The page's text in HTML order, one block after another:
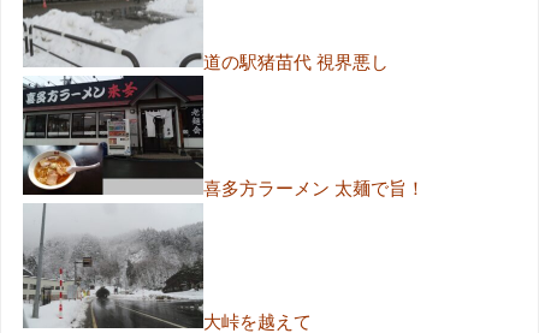
道の駅猪苗代 視界悪し
喜多方ラーメン 太麺で旨！
大峠を越えて